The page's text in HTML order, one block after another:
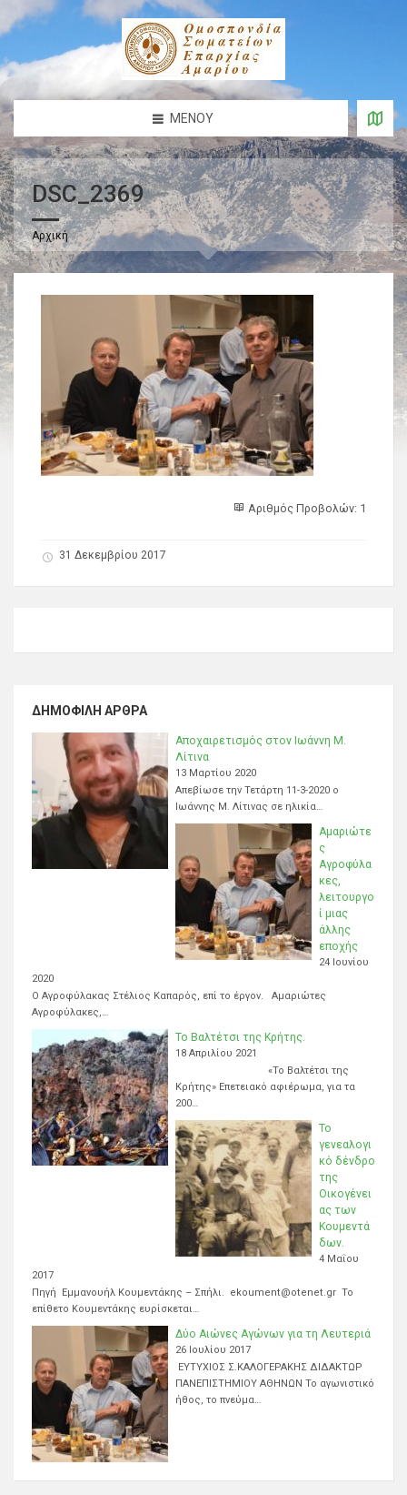
ΜΕΝΟΎ
DSC_2369
Αρχική
Αριθμός Προβολών: 1
31 Δεκεμβρίου 2017
ΔΗΜΟΦΙΛΉ ΆΡΘΡΑ
Αποχαιρετισμός στον Ιωάννη Μ.
Λίτινα
13 Μαρτίου 2020
Απεβίωσε την Τετάρτη 11-3-2020 ο
Ιωάννης Μ. Λίτινας σε ηλικία…
Αμαριώτε
ς
Αγροφύλα
κες,
λειτουργο
ί μιας
άλλης
εποχής
24 Ιουνίου
2020
Ο Αγροφύλακας Στέλιος Καπαρός, επί το έργον. Αμαριώτες
Αγροφύλακες,…
Το Βαλτέτσι της Κρήτης.
18 Απριλίου 2021
«Το Βαλτέτσι της
Κρήτης» Επετειακό αφιέρωμα, για τα
200…
Το
γενεαλογι
κό δένδρο
της
Οικογένει
ας των
Κουμεντά
δων.
4 Μαΐου
2017
Πηγή Εμμανουήλ Κουμεντάκης – Σπήλι. ekoument@otenet.gr Το
επίθετο Κουμεντάκης ευρίσκεται…
Δύο Αιώνες Αγώνων για τη Λευτεριά
26 Ιουλίου 2017
ΕΥΤΥΧΙΟΣ Σ.ΚΑΛΟΓΕΡΑΚΗΣ ΔΙΔΑΚΤΩΡ
ΠΑΝΕΠΙΣΤΗΜΙΟΥ ΑΘΗΝΩΝ Το αγωνιστικό
ήθος, το πνεύμα…